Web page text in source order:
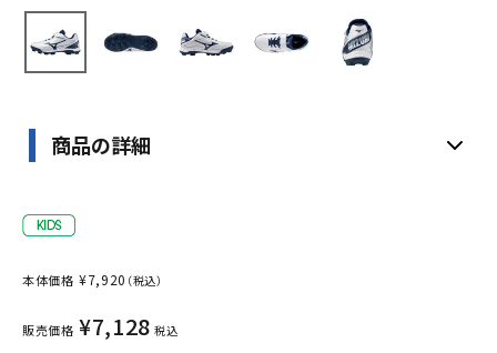
商品の詳細
本体価格 ¥7,920 （税込）
販売価格 ¥7,128 税込